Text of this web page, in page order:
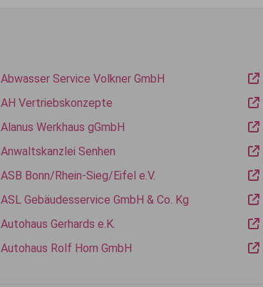
Abwasser Service Volkner GmbH
AH Vertriebskonzepte
Alanus Werkhaus gGmbH
Anwaltskanzlei Senhen
ASB Bonn/Rhein-Sieg/Eifel e.V.
ASL Gebäudesservice GmbH & Co. Kg
Autohaus Gerhards e.K.
Autohaus Rolf Horn GmbH